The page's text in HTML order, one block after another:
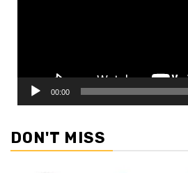
00:00
DON'T MISS